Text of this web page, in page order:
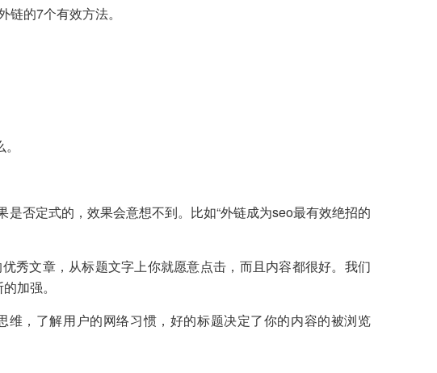
的7个有效方法。
否定式的，效果会意想不到。比如“外链成为seo最有效绝招的
秀文章，从标题文字上你就愿意点击，而且内容都很好。我们
加强。
，了解用户的网络习惯，好的标题决定了你的内容的被浏览